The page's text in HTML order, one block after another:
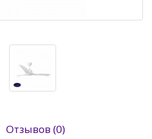
Отзывов (0)